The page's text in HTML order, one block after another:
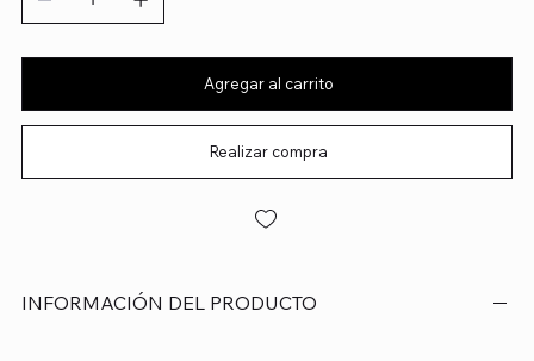
Agregar al carrito
Realizar compra
INFORMACIÓN DEL PRODUCTO